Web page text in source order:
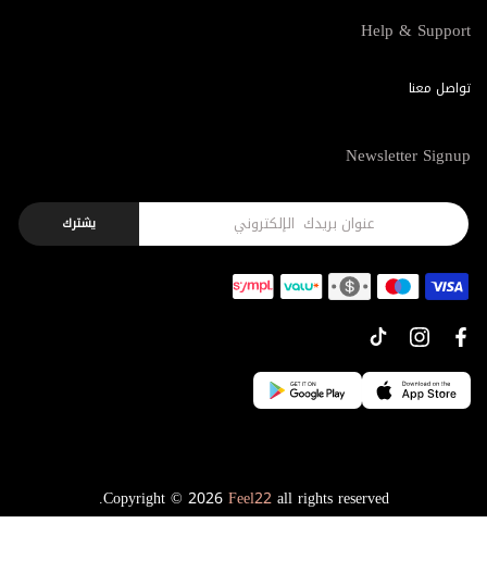
Help & Support
تواصل معنا
Newsletter Signup
يشترك
Copyright © 2026Feel22all rights reserved.